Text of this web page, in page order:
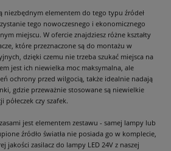
niezbędnym elementem do tego typu źródeł
tego nowoczesnego i ekonomicznego
miejscu. W ofercie znajdziesz różne kształty
które przeznaczone są do montażu w
dzięki czemu nie trzeba szukać miejsca na
jest ich niewielka moc maksymalna, ale
ochrony przed wilgocią, także idealnie nadają
gdzie przeważnie stosowane są niewielkie
czy szafek.
jest elementem zestawu - samej lampy lub
źródło światła nie posiada go w komplecie,
jakości zasilacz do lampy LED 24V z naszej